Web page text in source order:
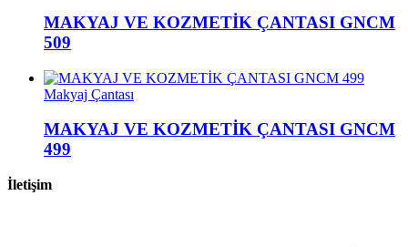
MAKYAJ VE KOZMETİK ÇANTASI GNCM
509
Makyaj Çantası
MAKYAJ VE KOZMETİK ÇANTASI GNCM
499
İletişim